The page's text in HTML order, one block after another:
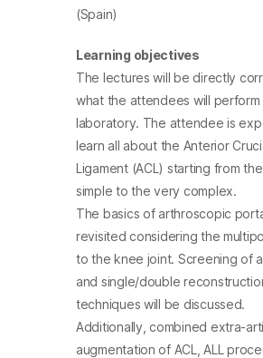
(Spain)
Learning objectives
The lectures will be directly
what the attendees will perform
laboratory. The attendee is
learn all about the Anterior
Ligament (ACL) starting from
simple to the very complex.
The basics of arthroscopic
revisited considering the
to the knee joint. Screening of
and single/double
techniques will be discussed.
Additionally, combined extra-
augmentation of ACL, ALL